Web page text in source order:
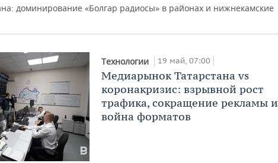
доминирование «Болгар радиосы» в районах и нижнекамские
Технологии 19 май, 07:00
Медиарынок Татарстана vs
коронакризис: взрывной рост
трафика, сокращение рекламы и
война форматов